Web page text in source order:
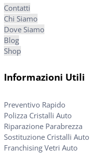
Contatti
Chi Siamo
Dove Siamo
Blog
Shop
Informazioni Utili
Preventivo Rapido
Polizza Cristalli Auto
Riparazione Parabrezza
Sostituzione Cristalli Auto
Franchising Vetri Auto